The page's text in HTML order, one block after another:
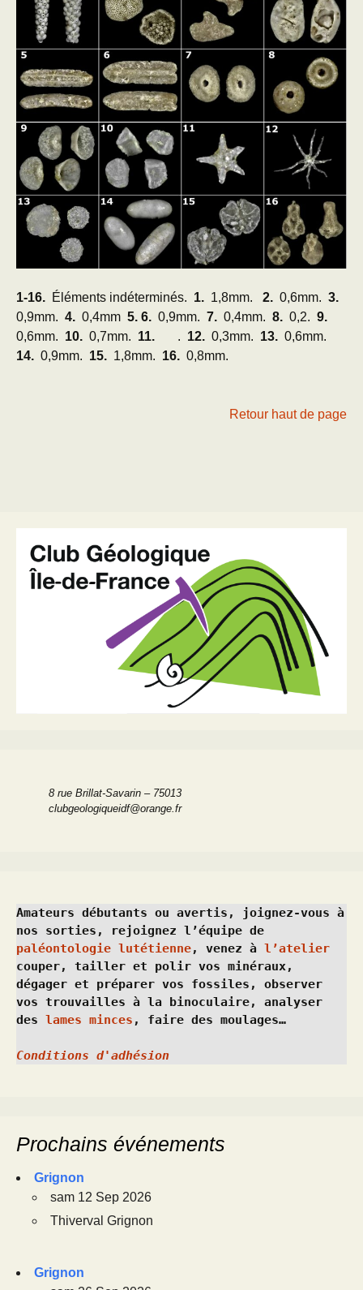
1-16. Éléments indéterminés. 1. 1,8mm. 2. 0,6mm. 3.
0,9mm. 4. 0,4mm 5. 6. 0,9mm. 7. 0,4mm. 8. 0,2. 9.
0,6mm. 10. 0,7mm. 11. . 12. 0,3mm. 13. 0,6mm.
14. 0,9mm. 15. 1,8mm. 16. 0,8mm.
Retour haut de page
8 rue Brillat-Savarin – 75013
clubgeologiqueidf@orange.fr
Amateurs débutants ou avertis, joignez-vous à
paléontologie lutétienne, venez à l’atelier
couper, tailler et polir vos minéraux,
dégager et préparer vos fossiles, observer
vos trouvailles à la binoculaire, analyser
des lames minces , faire des moulages…
Conditions d'adhésion
Prochains événements
Grignon
sam 12 Sep 2026
Thiverval Grignon
Grignon